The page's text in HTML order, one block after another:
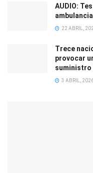
AUDIO:
22 ABRIL,
Trece
provocar
suministro
3 ABRIL,